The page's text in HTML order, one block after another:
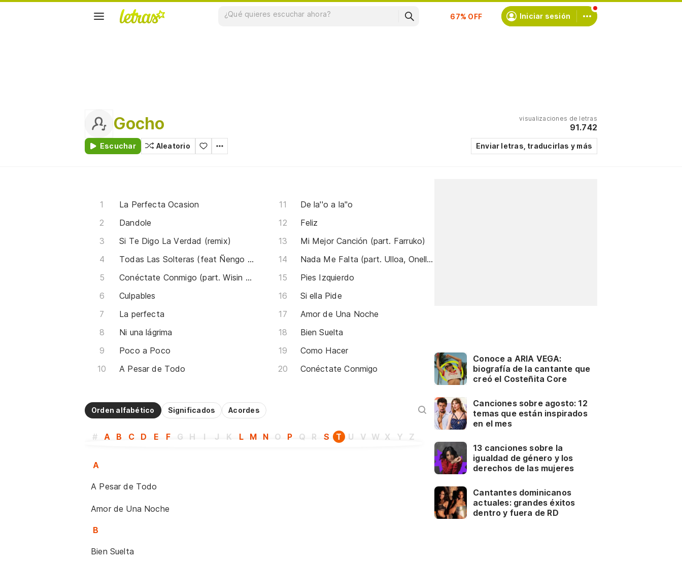
Suscríbete Iniciar sesión
Gocho
Escuchar Aleatorio
visualizaciones de letras
91.742
Enviar letras, traducirlas y más
La Perfecta Ocasion
Dandole
Si Te Digo La Verdad (remix)
Todas Las Solteras (feat Ñengo Flow & Jory)
Conéctate Conmigo (part. Wisin y Redimi2)
Culpables
La perfecta
Ni una lágrima
Poco a Poco
A Pesar de Todo
De la''o a la''o
Feliz
Mi Mejor Canción (part. Farruko)
Nada Me Falta (part. Ulloa, Onell Diaz)
Pies Izquierdo
Si ella Pide
Amor de Una Noche
Bien Suelta
Como Hacer
Conéctate Conmigo
Orden alfabético Significados Acordes
# A B C D E F G H I J K L M N O P Q R S T U V W X Y Z
A
A Pesar de Todo
Amor de Una Noche
B
Bien Suelta
Conoce a ARIA VEGA:
biografía de la cantante que
creó el Costeñita Core
Canciones sobre agosto: 12
temas que están inspirados
en el mes
13 canciones sobre la
igualdad de género y los
derechos de las mujeres
Cantantes dominicanos
actuales: grandes éxitos
dentro y fuera de RD